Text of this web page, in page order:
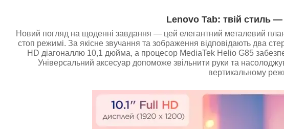
Lenovo Tab: твій стиль
Новий погляд на щоденні завдання — цей елегантний металевий
стоп режимі. За якісне звучання та зображення відповідають два
HD діагоналлю 10,1 дюйма, а процесор MediaTek Helio G85
Універсальний аксесуар допоможе звільнити руки та
вертикальному